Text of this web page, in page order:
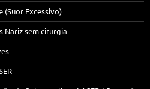
Excessivo)
Nariz sem cirurgia